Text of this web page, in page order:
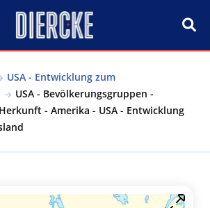
USA - Entwicklung zum
USA - Bevölkerungsgruppen -
- Amerika - USA - Entwicklung